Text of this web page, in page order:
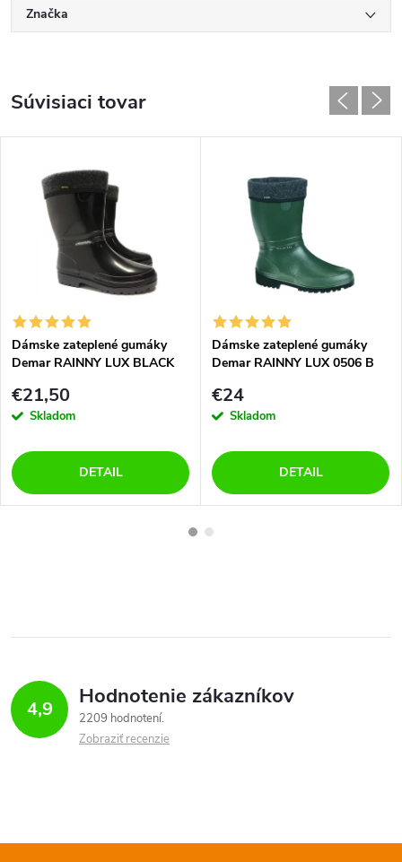
Značka
Súvisiaci tovar
Dámske zateplené gumáky
Demar RAINNY LUX BLACK
€21,50
Skladom
DETAIL
Dámske zateplené gumáky
Demar RAINNY LUX 0506 B
€24
Skladom
DETAIL
4,9 Hodnotenie zákazníkov
2209 hodnotení
Zobraziť recenzie